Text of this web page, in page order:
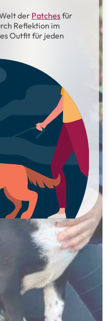
der Patchesfür
Reflektion im
Outfit für jeden